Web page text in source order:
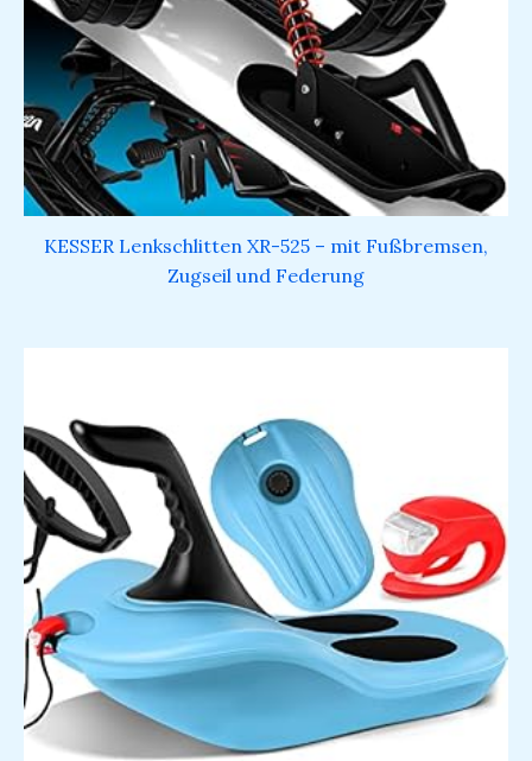
KESSER Lenkschlitten XR-525 – mit Fußbremsen,
Zugseil und Federung